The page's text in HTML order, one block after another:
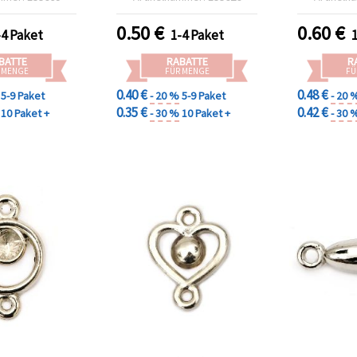
Paket
5-9 Paket
10 Paket +
0.50€ 1-4 Paket
RABATTE
FÜR MENGE
0.40 €- 20 %5-9 Paket
0.35 €- 30 %10 Paket +
0.60€
0.48 €- 20
0.42 €- 30